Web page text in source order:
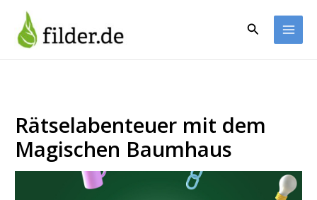
Inhalt
springen
Suchen
Rätselabenteuer mit dem
Magischen Baumhaus